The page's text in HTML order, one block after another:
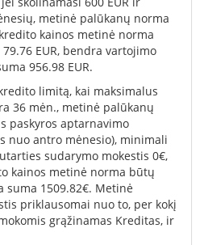
metinė palūkanų norma
kainos metinė norma
EUR, bendra vartojimo
956.98 EUR.
limitą, kai maksimalus
36 mėn., metinė palūkanų
paskyros aptarnavimo
nuo antro mėnesio), minimali
sudarymo mokestis 0€,
kainos metinė norma būtų
suma 1509.82€. Metinė
priklausomai nuo to, per kokį
grąžinamas Kreditas, ir